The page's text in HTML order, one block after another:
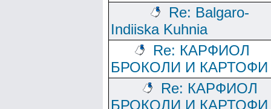
Re: Balgaro-
Indiiska Kuhnia
Re: КАРФИОЛ
БРОКОЛИ И КАРТОФИ
Re: КАРФИОЛ
БРОКОЛИ И КАРТОФИ